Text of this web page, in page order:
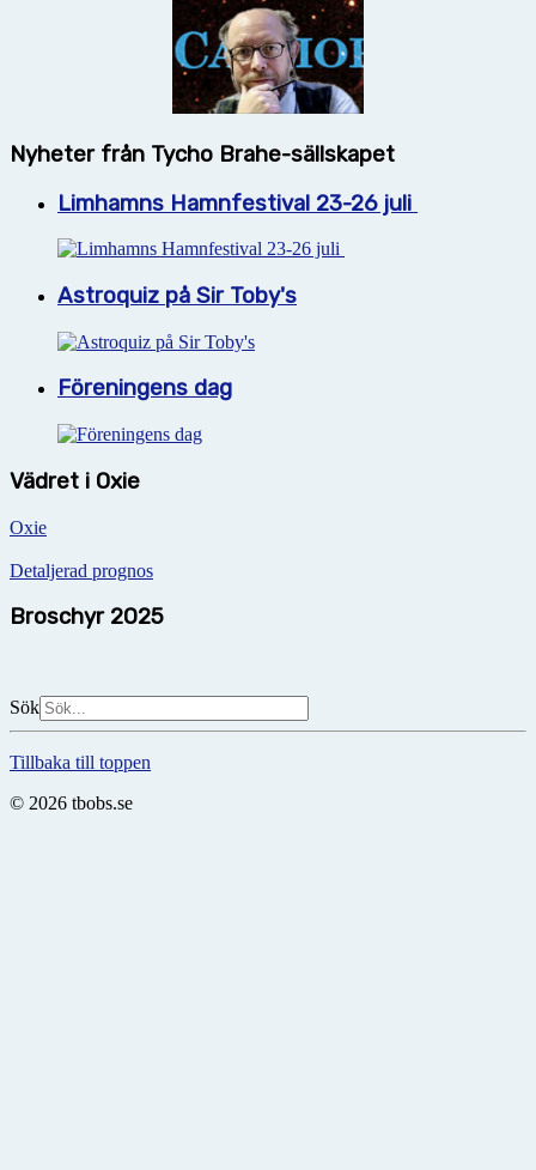
Nyheter från Tycho Brahe-sällskapet
Limhamns Hamnfestival 23-26 juli
Astroquiz på Sir Toby's
Föreningens dag
Vädret i Oxie
Oxie
Detaljerad prognos
Broschyr 2025
Sök
Tillbaka till toppen
© 2026 tbobs.se